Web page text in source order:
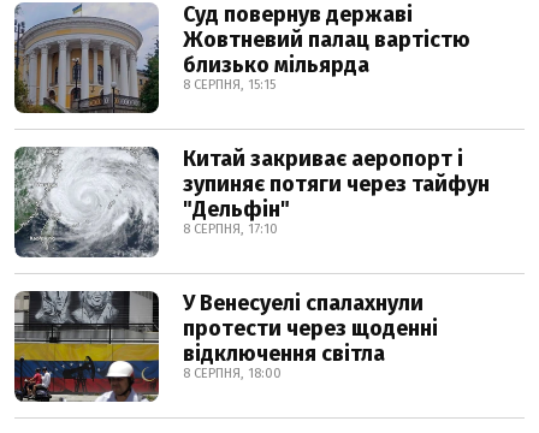
Суд повернув державі
Жовтневий палац вартістю
близько мільярда
8 СЕРПНЯ, 15:15
Китай закриває аеропорт і
зупиняє потяги через тайфун
"Дельфін"
8 СЕРПНЯ, 17:10
У Венесуелі спалахнули
протести через щоденні
відключення світла
8 СЕРПНЯ, 18:00